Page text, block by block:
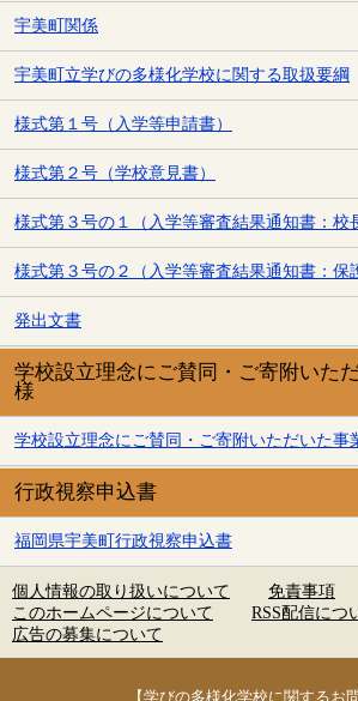
宇美町関係
宇美町立学びの多様化学校に関する取扱要綱
様式第１号（入学等申請書）
様式第２号（学校意見書）
様式第３号の１（入学等審査結果通知書：校
様式第３号の２（入学等審査結果通知書：保
発出文書
学校設立理念にご賛同・ご寄附いた
様
学校設立理念にご賛同・ご寄附いただいた事
行政視察申込書
福岡県宇美町行政視察申込書
個人情報の取り扱いについて
免責事項
このホームページについて
RSS配信につ
広告の募集について
【学びの多様化学校に関するお